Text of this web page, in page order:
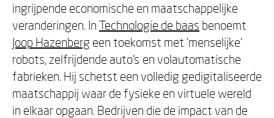
ingrijpende economische en maatschappelijke
veranderingen. In Technologie de baas benoemt
Joop Hazenberg een toekomst met ‘menselijke’
robots, zelfrijdende auto’s en volautomatische
fabrieken. Hij schetst een volledig gedigitaliseerde
maatschappij waar de fysieke en virtuele wereld
in elkaar opgaan. Bedrijven die de impact van de